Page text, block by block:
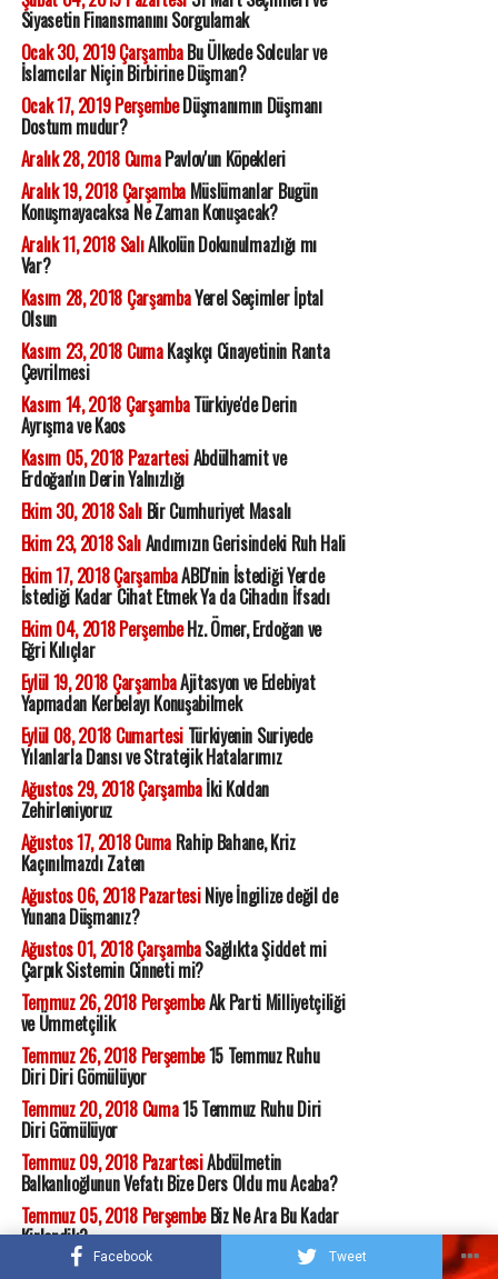
Facebook Tweet
Siyasetin Finansmanını Sorgulamak
Ocak 30, 2019 ÇarşambaBu Ülkede Solcular ve
İslamcılar Niçin Birbirine Düşman?
Ocak 17, 2019 PerşembeDüşmanımın Düşmanı
Dostum mudur?
Aralık 28, 2018 CumaPavlov'un Köpekleri
Aralık 19, 2018 ÇarşambaMüslümanlar Bugün
Konuşmayacaksa Ne Zaman Konuşacak?
Aralık 11, 2018 SalıAlkolün Dokunulmazlığı mı
Var?
Kasım 28, 2018 ÇarşambaYerel Seçimler İptal
Olsun
Kasım 23, 2018 CumaKaşıkçı Cinayetinin Ranta
Çevrilmesi
Kasım 14, 2018 ÇarşambaTürkiye'de Derin
Ayrışma ve Kaos
Kasım 05, 2018 PazartesiAbdülhamit ve
Erdoğan'ın Derin Yalnızlığı
Ekim 30, 2018 SalıBir Cumhuriyet Masalı
Ekim 23, 2018 SalıAndımızın Gerisindeki Ruh Hali
Ekim 17, 2018 ÇarşambaABD'nin İstediği Yerde
İstediği Kadar Cihat Etmek Ya da Cihadın İfsadı
Ekim 04, 2018 PerşembeHz. Ömer, Erdoğan ve
Eğri Kılıçlar
Eylül 19, 2018 ÇarşambaAjitasyon ve Edebiyat
Yapmadan Kerbelayı Konuşabilmek
Eylül 08, 2018 CumartesiTürkiyenin Suriyede
Yılanlarla Dansı ve Stratejik Hatalarımız
Ağustos 29, 2018 Çarşambaİki Koldan
Zehirleniyoruz
Ağustos 17, 2018 CumaRahip Bahane, Kriz
Kaçınılmazdı Zaten
Ağustos 06, 2018 PazartesiNiye İngilize değil de
Yunana Düşmanız?
Ağustos 01, 2018 ÇarşambaSağlıkta Şiddet mi
Çarpık Sistemin Cinneti mi?
Temmuz 26, 2018 PerşembeAk Parti Milliyetçiliği
ve Ümmetçilik
Temmuz 26, 2018 Perşembe15 Temmuz Ruhu
Diri Diri Gömülüyor
Temmuz 20, 2018 Cuma15 Temmuz Ruhu Diri
Diri Gömülüyor
Temmuz 09, 2018 PazartesiAbdülmetin
Balkanlıoğlunun Vefatı Bize Ders Oldu mu Acaba?
Temmuz 05, 2018 PerşembeBiz Ne Ara Bu Kadar
Kirlendik?
Haziran 25, 2018 Pazartesi
Seçim Sonuçlarını